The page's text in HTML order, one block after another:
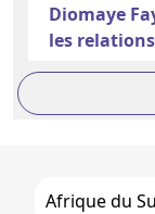
Diomaye
les
Afrique du